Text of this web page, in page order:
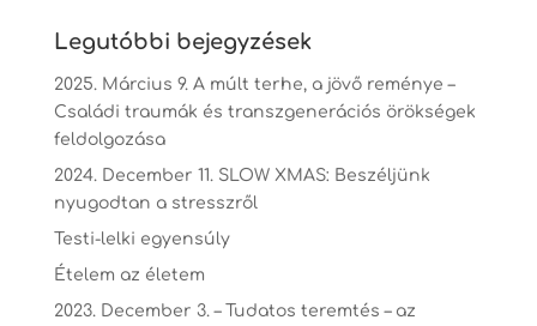
Legutóbbi bejegyzések
2025. Március 9. A múlt terhe, a jövő reménye –
Családi traumák és transzgenerációs örökségek
feldolgozása
2024. December 11. SLOW XMAS: Beszéljünk
nyugodtan a stresszről
Testi-lelki egyensúly
Ételem az életem
2023. December 3. – Tudatos teremtés – az